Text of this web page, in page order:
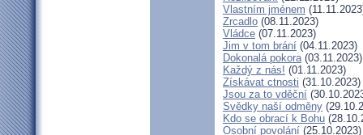
Vlastním jménem
Zrcadlo (08.11.2023)
Vládce (07.11.2023)
Jim v tom brání (04.11.2023)
Dokonalá pokora(03.11.2023)
Každý z nás! (01.11.2023)
Získávat ctnosti (31.10.2023)
Jsou za to vděční
Svědky naší odměny
Kdo se obrací k Bohu
Osobní povolání (25.10.2023)